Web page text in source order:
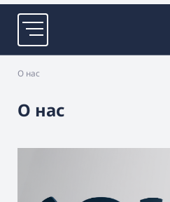
О нас
О нас